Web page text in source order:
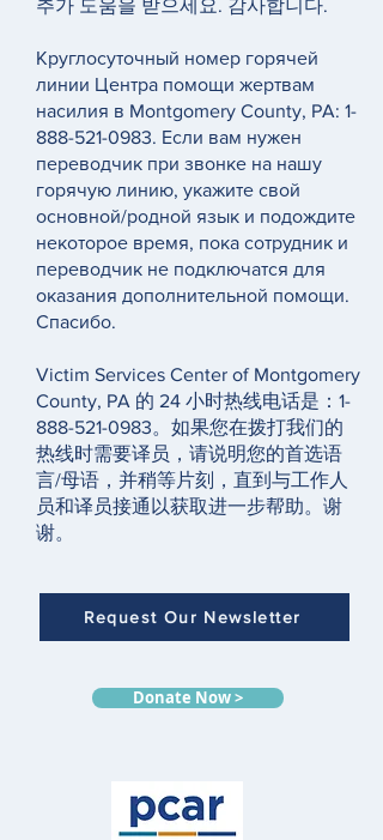
추가 도움을 받으세요. 감사합니다.
Круглосуточный номер горячей
линии Центра помощи жертвам
насилия в Montgomery County, PA: 1-
888-521-0983. Если вам нужен
переводчик при звонке на нашу
горячую линию, укажите свой
основной/родной язык и подождите
некоторое время, пока сотрудник и
переводчик не подключатся для
оказания дополнительной помощи.
Спасибо.
Victim Services Center of Montgomery
County, PA 的 24 小时热线电话是：1-
888-521-0983。如果您在拨打我们的
热线时需要译员，请说明您的首选语
言/母语，并稍等片刻，直到与工作人
员和译员接通以获取进一步帮助。谢
谢。
Request Our Newsletter
Donate Now >